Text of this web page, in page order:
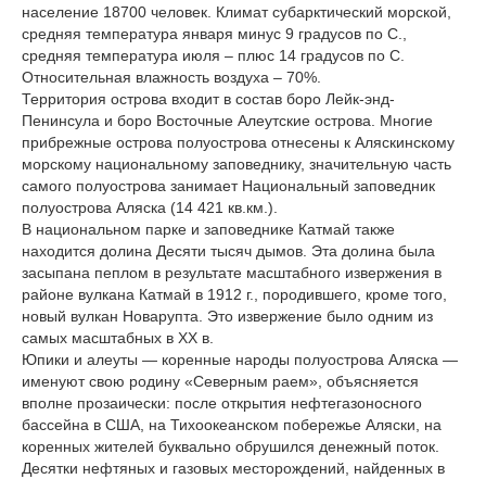
население 18700 человек. Климат субарктический морской,
средняя температура января минус 9 градусов по С.,
средняя температура июля – плюс 14 градусов по С.
Относительная влажность воздуха – 70%.
Территория острова входит в состав боро Лейк-энд-
Пенинсула и боро Восточные Алеутские острова. Многие
прибрежные острова полуострова отнесены к Аляскинскому
морскому национальному заповеднику, значительную часть
самого полуострова занимает Национальный заповедник
полуострова Аляска (14 421 кв.км.).
В национальном парке и заповеднике Катмай также
находится долина Десяти тысяч дымов. Эта долина была
засыпана пеплом в результате масштабного извержения в
районе вулкана Катмай в 1912 г., породившего, кроме того,
новый вулкан Новарупта. Это извержение было одним из
самых масштабных в XX в.
Юпики и алеуты — коренные народы полуострова Аляска —
именуют свою родину «Северным раем», объясняется
вполне прозаически: после открытия нефтегазоносного
бассейна в США, на Тихоокеанском побережье Аляски, на
коренных жителей буквально обрушился денежный поток.
Десятки нефтяных и газовых месторождений, найденных в